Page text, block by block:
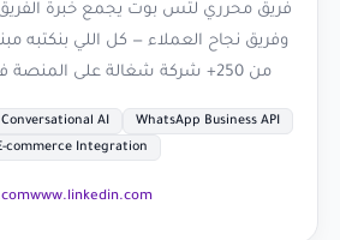
فريق محرري لتس بوت يجمع خبرة الفريق
وفريق نجاح العملاء — كل اللي بنكتبه
من 250+ شركة شغالة على المنصة في 8 أسواق عربية.
WhatsApp Business API
Conversational AI
commerce Integration
www.linkedin.com